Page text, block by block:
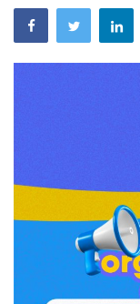
Mural de
Contato